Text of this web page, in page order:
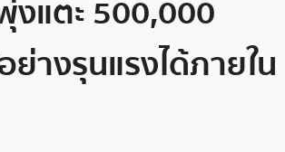
งแตะ 500,000
างรุนแรงได้ภายใน